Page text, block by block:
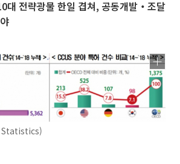
대 전략광물 한일 겹쳐, 공동개발‧조달
Statistics)